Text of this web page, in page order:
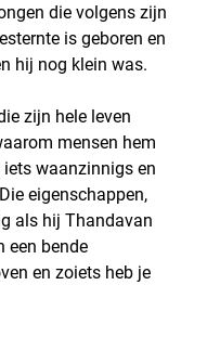
die volgens zijn
is geboren en
hij nog klein was.
zijn hele leven
mensen hem
waanzinnigs en
eigenschappen,
als hij Thandavan
een bende
en zoiets heb je